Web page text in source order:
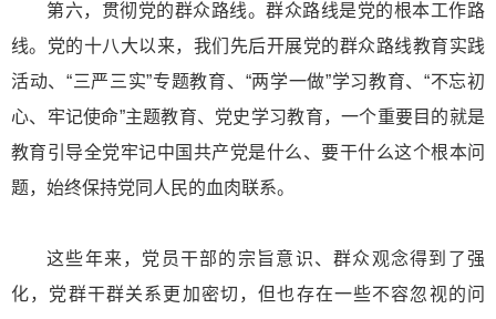
第六，贯彻党的群众路线。群众路线是党的根本工作路
线。党的十八大以来，我们先后开展党的群众路线教育实践
活动、“三严三实”专题教育、“两学一做”学习教育、“不忘初
心、牢记使命”主题教育、党史学习教育，一个重要目的就是
教育引导全党牢记中国共产党是什么、要干什么这个根本问
题，始终保持党同人民的血肉联系。
这些年来，党员干部的宗旨意识、群众观念得到了强
化，党群干群关系更加密切，但也存在一些不容忽视的问